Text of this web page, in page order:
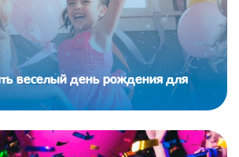
веселый день рождения для